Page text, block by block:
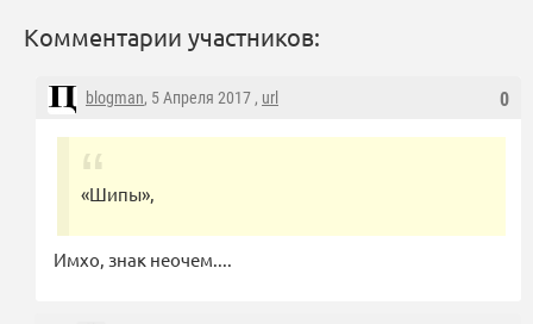
Комментарии участников:
0
blogman, 5 Апреля 2017 , url
«Шипы»,
Имхо, знак неочем....